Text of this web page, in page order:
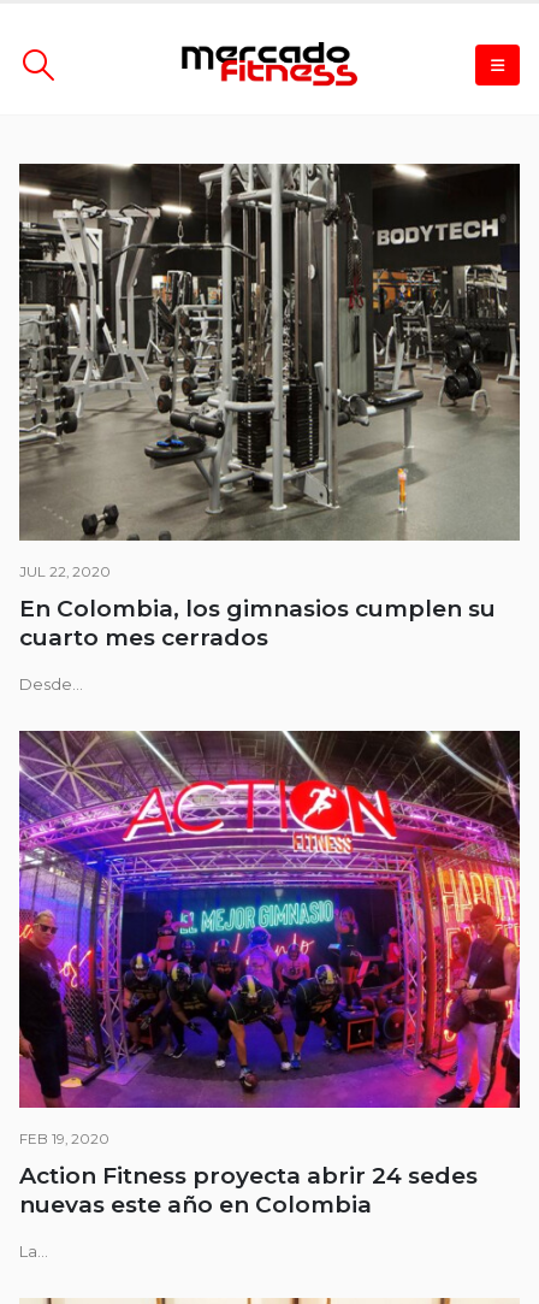
JUL 22, 2020
En Colombia, los gimnasios cumplen su
cuarto mes cerrados
Desde...
FEB 19, 2020
Action Fitness proyecta abrir 24 sedes
nuevas este año en Colombia
La...